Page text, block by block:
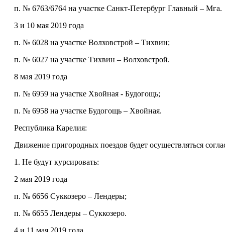
п. № 6763/6764 на участке Санкт-Петербург Главный – Мга.
3 и 10 мая 2019 года
п. № 6028 на участке Волховстрой – Тихвин;
п. № 6027 на участке Тихвин – Волховстрой.
8 мая 2019 года
п. № 6959 на участке Хвойная - Будогощь;
п. № 6958 на участке Будогощь – Хвойная.
Республика Карелия:
Движение пригородных поездов будет осуществляться
1. Не будут курсировать:
2 мая 2019 года
п. № 6656 Суккозеро – Лендеры;
п. № 6655 Лендеры – Суккозеро.
4 и 11 мая 2019 года